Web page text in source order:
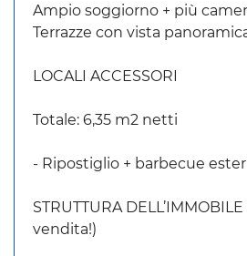
Ampio soggiorno + più
Terrazze con vista
LOCALI ACCESSORI
Totale: 6,35 m2 netti
- Ripostiglio + barbecue
STRUTTURA
vendita!)